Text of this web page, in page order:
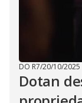
DO R7/20/10/2025
Dotan